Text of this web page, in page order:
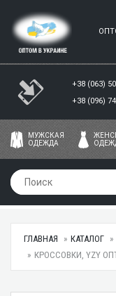
+38 (063)
+38 (096)
МУЖСКАЯ
ОДЕЖДА
ГЛАВНАЯ КАТАЛОГ
КРОССОВКИ, YZY